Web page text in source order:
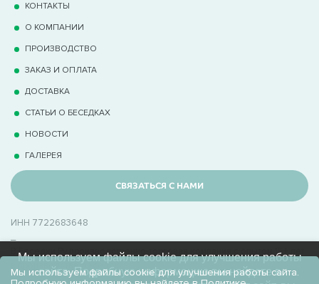
КОНТАКТЫ
О КОМПАНИИ
ПРОИЗВОДСТВО
ЗАКАЗ И ОПЛАТА
ДОСТАВКА
СТАТЬИ О БЕСЕДКАХ
НОВОСТИ
ГАЛЕРЕЯ
СВЯЗАТЬСЯ С НАМИ
ИНН 7722683648
В Беседки.Ру производственно-торговая компания с опытом 15+ лет
Мы используем файлы cookie для улучшения работы сайта.
Мы используем файлы cookie для улучшения работы
сайта. Подробную информацию вы найдете в